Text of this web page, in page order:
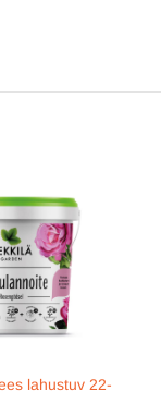
lahustuv 22-